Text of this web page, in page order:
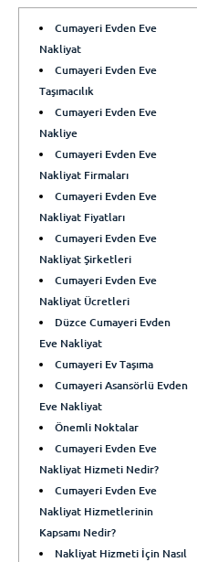
Cumayeri Evden Eve
Nakliyat
Cumayeri Evden Eve
Taşımacılık
Cumayeri Evden Eve
Nakliye
Cumayeri Evden Eve
Nakliyat Firmaları
Cumayeri Evden Eve
Nakliyat Fiyatları
Cumayeri Evden Eve
Nakliyat Şirketleri
Cumayeri Evden Eve
Nakliyat Ücretleri
Düzce Cumayeri Evden
Eve Nakliyat
Cumayeri Ev Taşıma
Cumayeri Asansörlü Evden
Eve Nakliyat
Önemli Noktalar
Cumayeri Evden Eve
Nakliyat Hizmeti Nedir?
Cumayeri Evden Eve
Nakliyat Hizmetlerinin
Kapsamı Nedir?
Nakliyat Hizmeti İçin Nasıl